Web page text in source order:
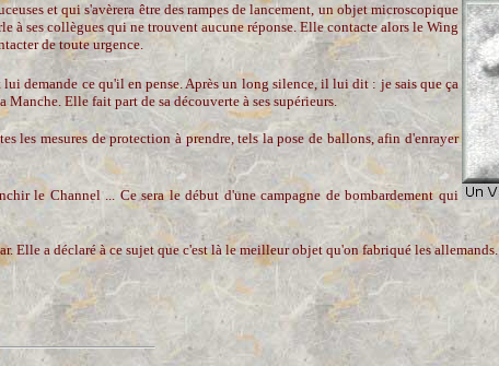
et qui s'avèrera être des rampes de lancement, un objet microscopique
à ses collègues qui ne trouvent aucune réponse. Elle contacte alors le Wing
de toute urgence.
demande ce qu'il en pense. Après un long silence, il lui dit : je sais que ça
Elle fait part de sa découverte à ses supérieurs.
les mesures de protection à prendre, tels la pose de ballons, afin d'enrayer
le Channel ... Ce sera le début d'une campagne de bombardement qui
Elle a déclaré à ce sujet que c'est là le meilleur objet qu'on fabriqué les allemands.